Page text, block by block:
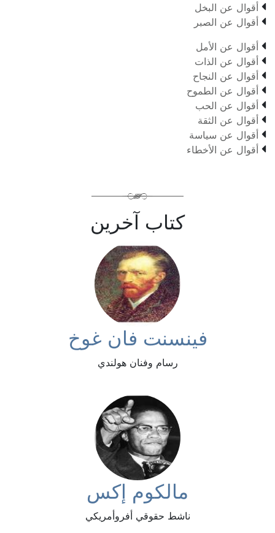
 أقوال عن البخل
 أقوال عن الصبر
 أقوال عن الأمل
 أقوال عن الذات
 أقوال عن النجاح
 أقوال عن الطموح
 أقوال عن الحب
 أقوال عن الثقة
 أقوال عن سياسة
 أقوال عن الأخطاء
كتاب آخرين
فينسنت فان غوخ
رسام وفنان هولندي
مالكوم إكس
ناشط حقوقي أفروأمريكي